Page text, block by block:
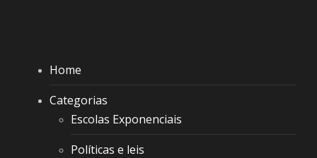
Home
Categorias
Escolas Exponenciais
Políticas e leis